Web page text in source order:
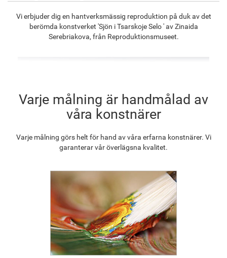
1 320.20kr 1 025.32kr 1 478.30kr 1 330.75kr
Vi erbjuder dig en hantverksmässig reproduktion på duk av det
berömda konstverket 'Sjön i Tsarskoje Selo ' av Zinaida
Serebriakova, från Reproduktionsmuseet.
Varje målning är handmålad av
våra konstnärer
Varje målning görs helt för hand av våra erfarna konstnärer. Vi
garanterar vår överlägsna kvalitet.